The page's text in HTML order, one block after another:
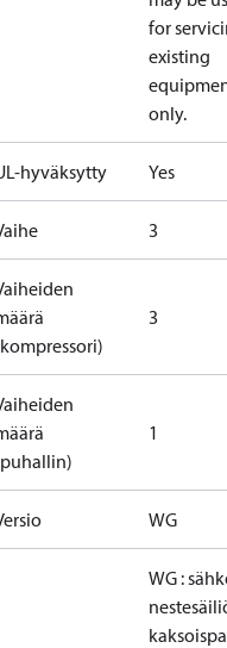
for
existing
only.
hyväksytty Yes
3
3
1
WG
WG :